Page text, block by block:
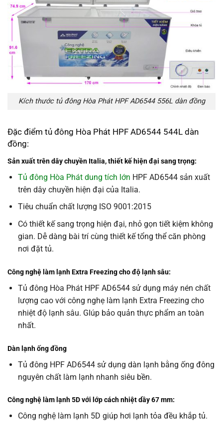
Kích thước tủ đông Hòa Phát HPF AD6544 556L dàn đồng
Đặc điểm tủ đông Hòa Phát HPF AD6544 544L dàn
đồng:
Sản xuất trên dây chuyền Italia, thiết kế hiện đại sang trọng:
Tủ đông Hòa Phát dung tích lớn HPF AD6544 sản xuất
trên dây chuyền hiện đại của Italia.
Tiêu chuẩn chất lượng ISO 9001:2015
Có thiết kế sang trọng hiện đại, nhỏ gọn tiết kiệm không
gian. Dễ dàng bài trí cùng thiết kế tổng thể căn phòng
nơi đặt tủ.
Công nghệ làm lạnh Extra Freezing cho độ lạnh sâu:
Tủ đông Hòa Phát HPF AD6544 sử dụng máy nén chất
lượng cao với công nghẹ làm lạnh Extra Freezing cho
nhiệt độ lạnh sâu. GIúp bảo quản thực phẩm an toàn
nhất.
Dàn lạnh ống đồng
Tủ đông HPF AD6544 sử dụng dàn lạnh bằng ống đông
nguyên chất làm lạnh nhanh siêu bền.
Công nghệ làm lạnh 5D với lớp cách nhiệt dầy 67 mm:
Công nghệ làm lạnh 5D giúp hơi lạnh tỏa đều khắp tủ.